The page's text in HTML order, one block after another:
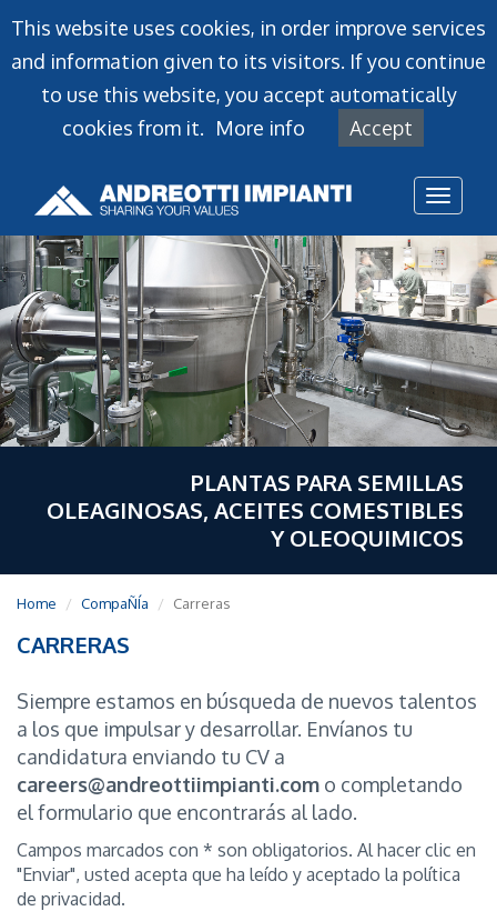
This website uses cookies, in order improve services
and information given to its visitors. If you continue
to use this website, you accept automatically
cookies from it. More info Accept
PLANTAS PARA SEMILLAS
OLEAGINOSAS, ACEITES COMESTIBLES
Y OLEOQUIMICOS
Home CompaÑÍa Carreras
CARRERAS
Siempre estamos en búsqueda de nuevos talentos
a los que impulsar y desarrollar. Envíanos tu
candidatura enviando tu CV a
careers@andreottiimpianti.com o completando
el formulario que encontrarás al lado.
Campos marcados con * son obligatorios. Al hacer clic en
"Enviar", usted acepta que ha leído y aceptado la política
de privacidad.